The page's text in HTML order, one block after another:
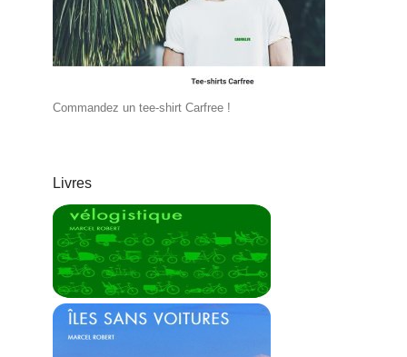
Commandez un tee-shirt Carfree !
Livres